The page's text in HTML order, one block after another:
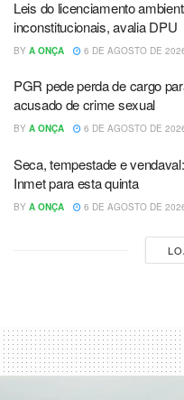
Leis do licenciamento
inconstitucionais, avalia DPU
BY A ONÇA 6 DE AGOSTO DE
PGR pede perda de cargo
acusado de crime sexual
BY A ONÇA 6 DE AGOSTO DE
Seca, tempestade e
Inmet para esta quinta
BY A ONÇA 6 DE AGOSTO DE